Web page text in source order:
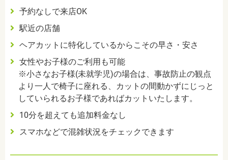
予約なしで来店OK
駅近の店舗
ヘアカットに特化しているからこその早さ・安さ
女性やお子様のご利用も可能
※小さなお子様(未就学児)の場合は、事故防止の観点
より一人で椅子に座れる、カットの間動かずにじっと
していられるお子様であればカットいたします。
10分を超えても追加料金なし
スマホなどで混雑状況をチェックできます